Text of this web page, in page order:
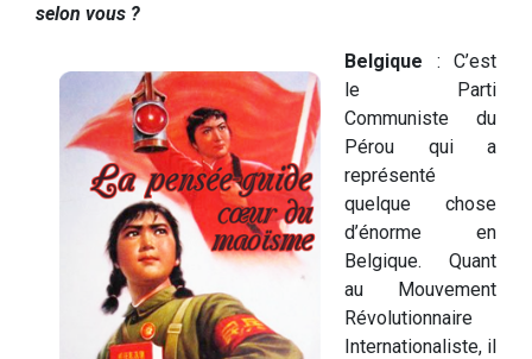
selon vous ?
Belgique : C’est
le Parti
Communiste du
Pérou qui a
représenté
quelque chose
d’énorme en
Belgique. Quant
au Mouvement
Révolutionnaire
Internationaliste, il